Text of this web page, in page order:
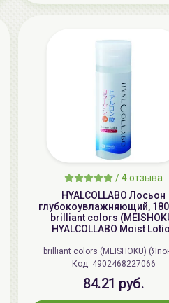
/4 отзыва
HYALCOLLABO Лосьон
глубокоувлажняющий,
brilliant colors
HYALCOLLABO Moist
brilliant colors (MEISHOKU)
Код: 4902468227066
84.21 руб.